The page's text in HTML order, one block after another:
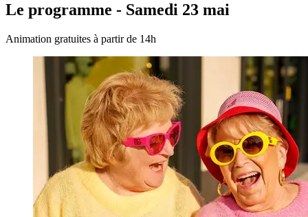
Le programme - Samedi 23 mai
Animation gratuites à partir de 14h